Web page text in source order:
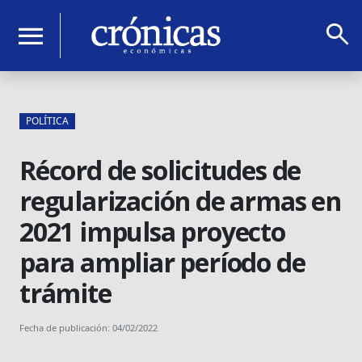
menu search
POLÍTICA
Récord de solicitudes de
regularización de armas en
2021 impulsa proyecto
para ampliar período de
trámite
Fecha de publicación: 04/02/2022